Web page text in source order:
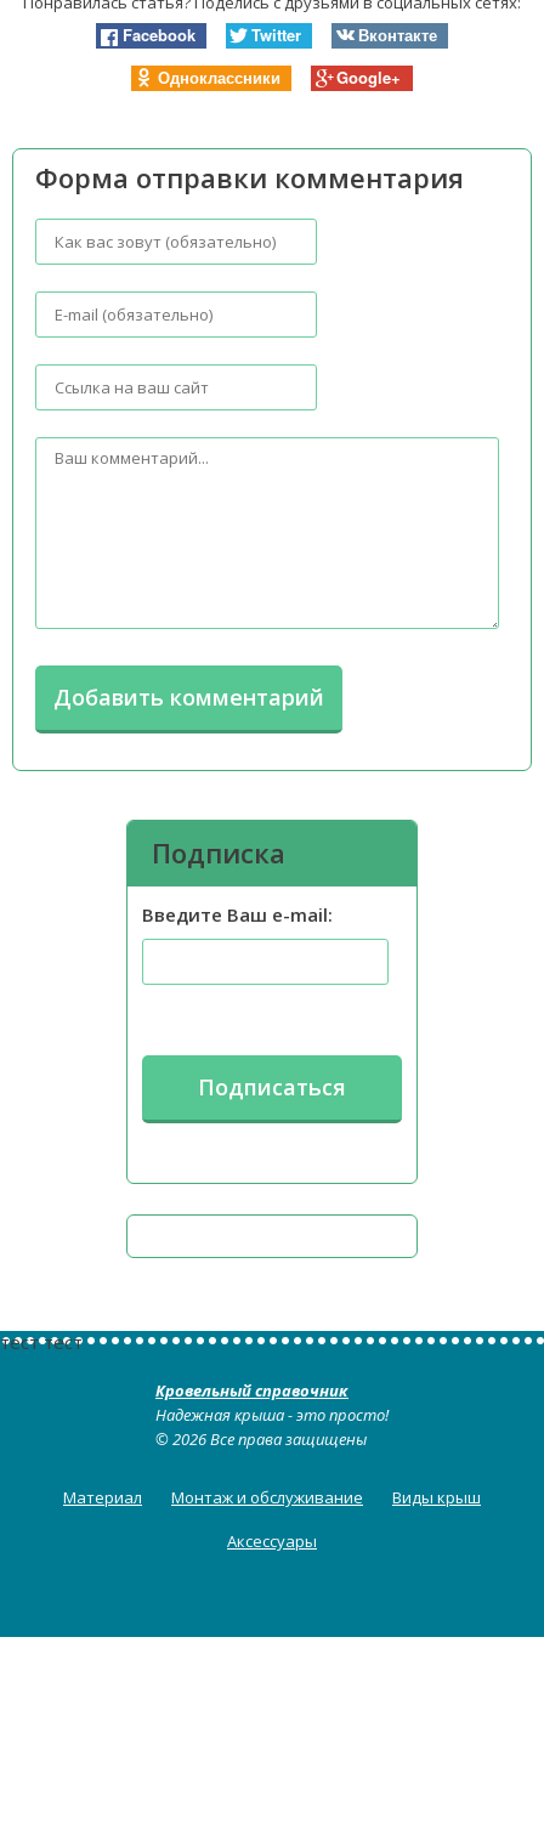
Facebook Twitter
Вконтакте
Одноклассники
Google+
Форма отправки комментария
Подписка
Введите Ваш e-mail:
тест тест
Кровельный справочник
Надежная крыша - это просто!
© 2026 Все права защищены
Материал Монтаж и обслуживание
Виды крыш
Аксессуары